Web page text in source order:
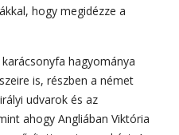
hogy megidézze a
hagyománya
is, részben a német
udvarok és az
ahogy Angliában Viktória